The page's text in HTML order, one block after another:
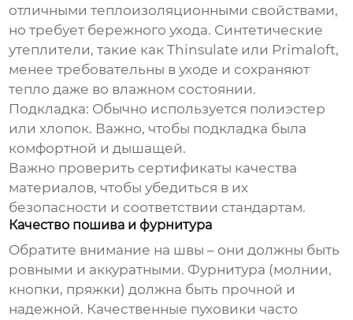
отличными теплоизоляционными свойствами,
но требует бережного ухода. Синтетические
утеплители, такие как Thinsulate или Primaloft,
менее требовательны в уходе и сохраняют
тепло даже во влажном состоянии.
Подкладка: Обычно используется полиэстер
или хлопок. Важно, чтобы подкладка была
комфортной и дышащей.
Важно проверить сертификаты качества
материалов, чтобы убедиться в их
безопасности и соответствии стандартам.
Качество пошива и фурнитура
Обратите внимание на швы – они должны быть
ровными и аккуратными. Фурнитура (молнии,
кнопки, пряжки) должна быть прочной и
надежной. Качественные пуховики часто